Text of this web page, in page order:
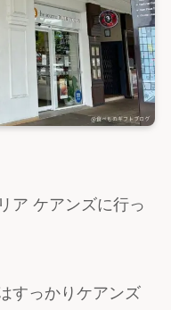
ア ケアンズに行っ
すっかりケアンズ